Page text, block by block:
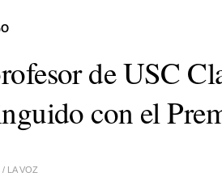
de USC
con el
LA VOZ